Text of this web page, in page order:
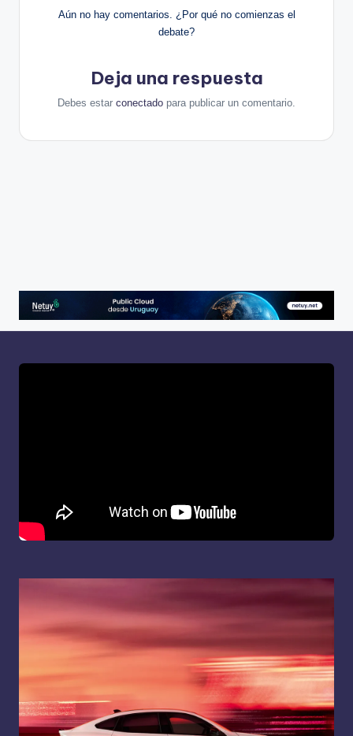
Aún no hay comentarios. ¿Por qué no comienzas el
debate?
Deja una respuesta
Debes estar conectado para publicar un comentario.